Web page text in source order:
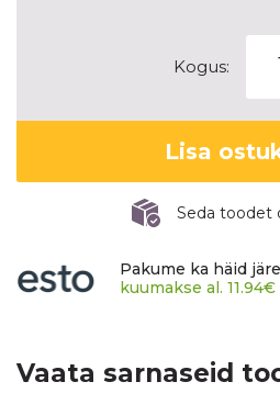
Kogus:
Van
60°
Lisa
Seda toodet
Pakume ka häid
kuumakse al. 11.94€
Vaata sarnaseid